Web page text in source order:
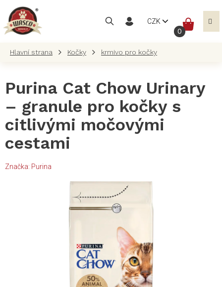
obsah
CZK
Kočky krmivo pro kočky
Purina Cat Chow Urinary
– granule pro kočky s
citlivými močovými
cestami
Značka: Purina